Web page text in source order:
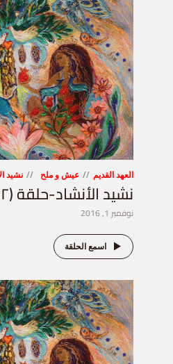
العهد القديم عيش و ملح نشيد
نشيد الأنشاد-حلقة (٤٢)
نوفمبر 1, 2016
اسمع الحلقة